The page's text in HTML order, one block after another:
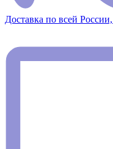
Доставка по всей